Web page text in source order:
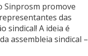
Sinprosm promove
das
sindical! A ideia é
assembleia sindical –